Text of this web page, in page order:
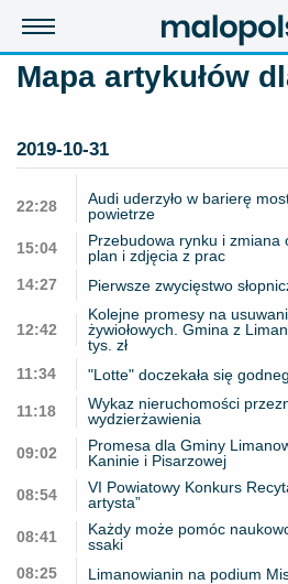
Mapa artykułów
2019-10-31
22:28
Audi uderzyło w barierę
powietrze
15:04
Przebudowa rynku i
plan i zdjęcia z prac
14:27
Pierwsze zwycięstwo
12:42
Kolejne promesy na
żywiołowych. Gmina z
tys. zł
11:34
"Lotte" doczekała się
11:18
Wykaz nieruchomości
wydzierżawienia
09:02
Promesa dla Gminy
Kaninie i Pisarzowej
08:54
VI Powiatowy Konkurs
artysta”
08:41
Każdy może pomóc
ssaki
08:25
Limanowianin na podium